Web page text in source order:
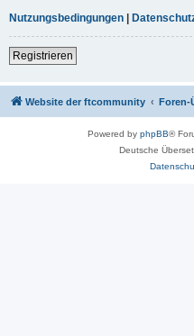
Nutzungsbedingungen |
Registrieren
Website der ftcommunity Foren-
Powered by phpBB®
Deutsche